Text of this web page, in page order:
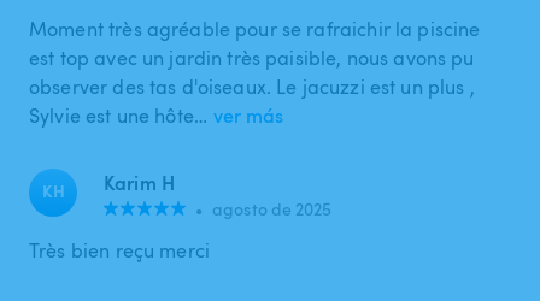
Moment très agréable pour se rafraichir la piscine
est top avec un jardin très paisible, nous avons pu
observer des tas d'oiseaux. Le jacuzzi est un plus ,
Sylvie est une hôte… ver más
KH Karim H
• agosto de 2025
Très bien reçu merci